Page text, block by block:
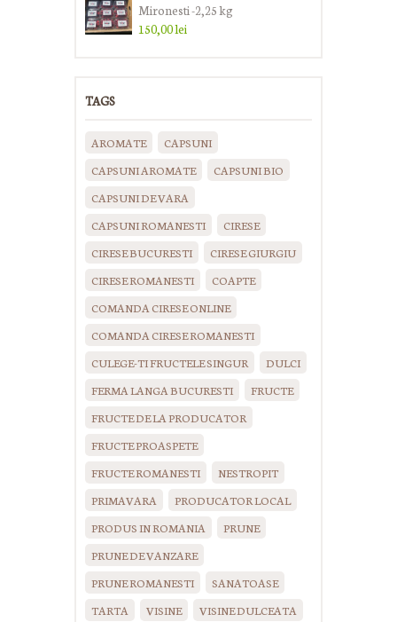
Mironesti -2,25 kg
150,00lei
TAGS
AROMATE
CAPSUNI
CAPSUNI AROMATE
CAPSUNI BIO
CAPSUNI DE VARA
CAPSUNI ROMANESTI
CIRESE
CIRESE BUCURESTI
CIRESE GIURGIU
CIRESE ROMANESTI
COAPTE
COMANDA CIRESE ONLINE
COMANDA CIRESE ROMANESTI
CULEGE-TI FRUCTELE SINGUR
DULCI
FERMA LANGA BUCURESTI
FRUCTE
FRUCTE DE LA PRODUCATOR
FRUCTE PROASPETE
FRUCTE ROMANESTI
NESTROPIT
PRIMAVARA
PRODUCATOR LOCAL
PRODUS IN ROMANIA
PRUNE
PRUNE DE VANZARE
PRUNE ROMANESTI
SANATOASE
TARTA
VISINE VISINE DULCEATA